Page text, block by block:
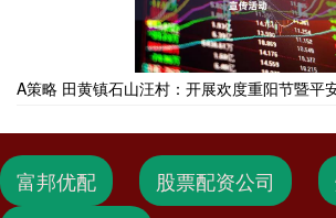
A策略 田黄镇石山汪村：开展欢度重阳节暨平
富邦优配 股票配资公司